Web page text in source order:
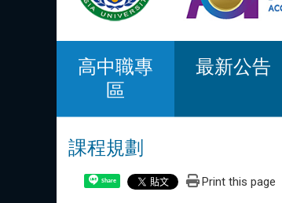
高中職專
區
最新公告
課程規劃
Share Print this page